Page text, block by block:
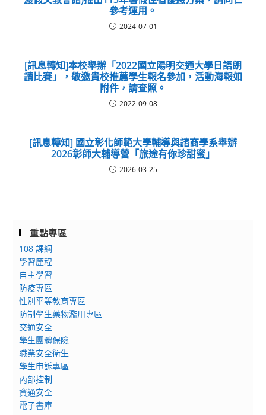
參考運用。
2024-07-01
[訊息轉知]本校舉辦「2022國立陽明交通大學日語朗
讀比賽」，敬邀貴校推薦學生報名參加，活動海報如
附件，請查照。
2022-09-08
[訊息轉知] 國立彰化師範大學輔導與諮商學系舉辦
2026彰師大輔導營「旅途有你珍甜蜜」
2026-03-25
重點專區
108 課綱
學習歷程
自主學習
防疫專區
性別平等教育專區
防制學生藥物濫用專區
交通安全
學生團體保險
職業安全衛生
學生申訴專區
內部控制
資通安全
電子書庫